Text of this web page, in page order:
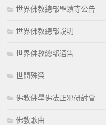
世界佛教總部聖蹟寺公告
世界佛教總部說明
世界佛教總部通告
世間殊榮
佛教佛學佛法正邪研討會
佛教歌曲